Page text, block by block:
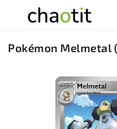
Pokémon Melmetal